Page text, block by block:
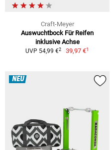
Craft-Meyer
Auswuchtbock Für Reifen
inklusive Achse
UVP 54,99 €2 39,97 €1
NEU